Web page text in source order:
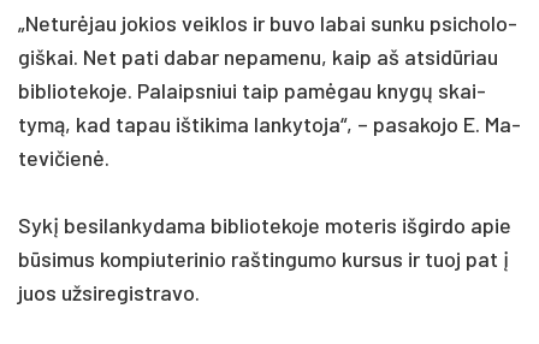
„Ne­turė­jau jo­kios veik­los ir bu­vo la­bai sun­ku psi­cho­lo­
giš­kai. Net pa­ti da­bar ne­pa­me­nu, kaip aš at­si­dūriau
bib­lio­te­ko­je. Pa­laips­niui taip pamė­gau knygų skai­
tymą, kad ta­pau iš­ti­ki­ma lan­ky­to­ja“, – pa­sa­ko­jo E. Ma­
te­vi­čienė.
Sykį be­si­lan­ky­da­ma bib­lio­te­ko­je mo­te­ris iš­gir­do apie
būsi­mus kom­piu­te­ri­nio raš­tin­gu­mo kur­sus ir tuoj pat į
juos už­si­re­gist­ra­vo.